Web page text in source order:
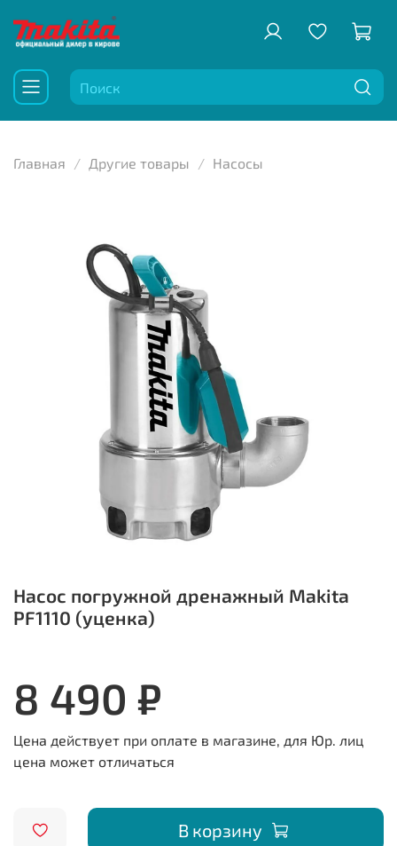
Главная Другие товары Насосы
Насос погружной дренажный Makita
PF1110 (уценка)
8 490 ₽
В корзину